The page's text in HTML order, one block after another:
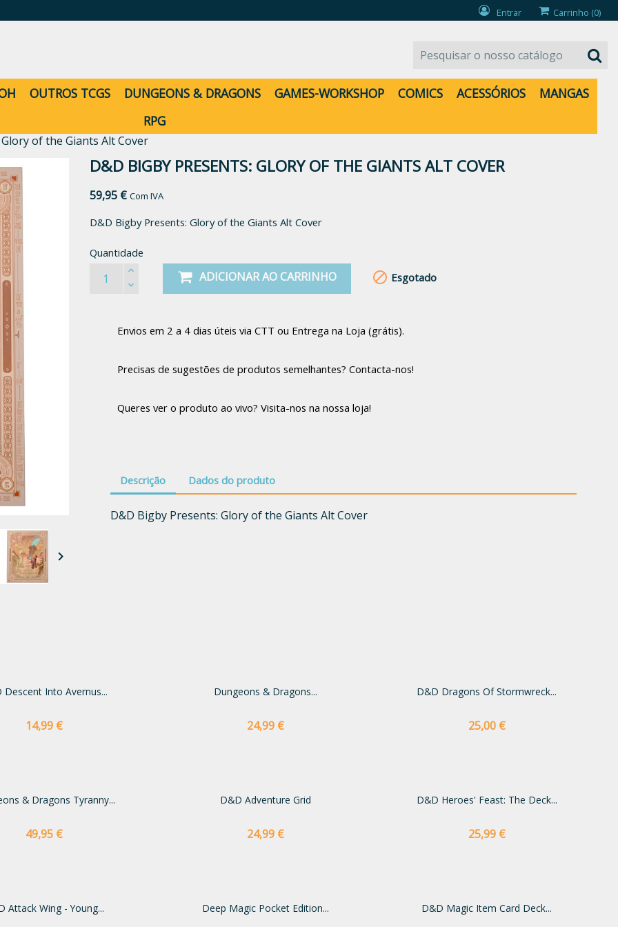
Entrar Carrinho (0)
OUTROS TCGS DUNGEONS & DRAGONS GAMES-WORKSHOP COMICS ACESSÓRIOS
MANGAS
RPG
of the Giants Alt Cover

D&D BIGBY PRESENTS: GLORY OF THE GIANTS ALT COVER
59,95 € Com IVA
D&D Bigby Presents: Glory of the Giants Alt Cover
Quantidade
ADICIONAR AO CARRINHO  Esgotado
Envios em 2 a 4 dias úteis via CTT ou Entrega na Loja (grátis).
Precisas de sugestões de produtos semelhantes? Contacta-nos!
Queres ver o produto ao vivo? Visita-nos na nossa loja!
Descrição Dados do produto
D&D Bigby Presents: Glory of the Giants Alt Cover
Descent Into Avernus...
Preço
14,99 €
Dungeons & Dragons...
Preço
24,99 €
D&D Dragons Of Stormwreck...
Preço
25,00 €
& Dragons Tyranny...
Preço
49,95 €
D&D Adventure Grid
Preço
24,99 €
D&D Heroes' Feast: The Deck...
Preço
25,99 €
Attack Wing - Young... Deep Magic Pocket Edition... D&D Magic Item Card Deck...